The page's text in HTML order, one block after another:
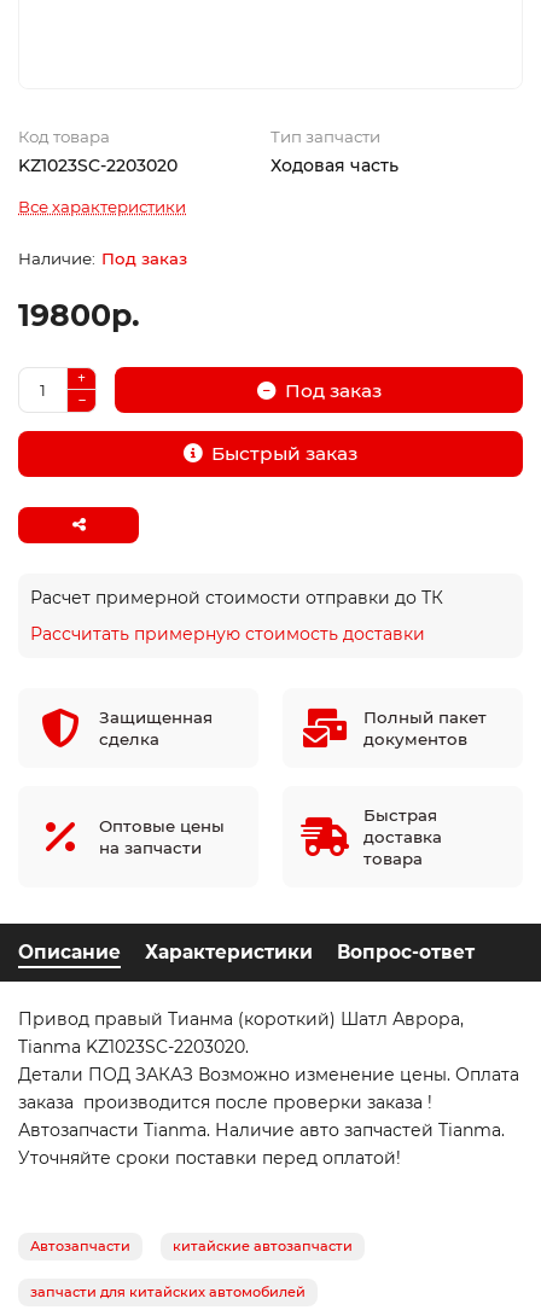
Код товара
KZ1023SC-2203020
Тип запчасти
Ходовая часть
Все характеристики
Под заказ
19800р.
Под заказ
Быстрый заказ
Расчет примерной стоимости отправки до ТК
Рассчитать примерную стоимость доставки
Защищенная
сделка
Полный пакет
документов
Оптовые цены
на запчасти
Быстрая
доставка
товара
Описание Характеристики Вопрос-ответ
Привод правый Тианма (короткий) Шатл Аврора,
Tianma KZ1023SC-2203020.
Детали ПОД ЗАКАЗ Возможно изменение цены. Оплата
заказа производится после проверки заказа !
Автозапчасти Tianma. Наличие авто запчастей Tianma.
Уточняйте сроки поставки перед оплатой!
Автозапчасти китайские автозапчасти
запчасти для китайских автомобилей